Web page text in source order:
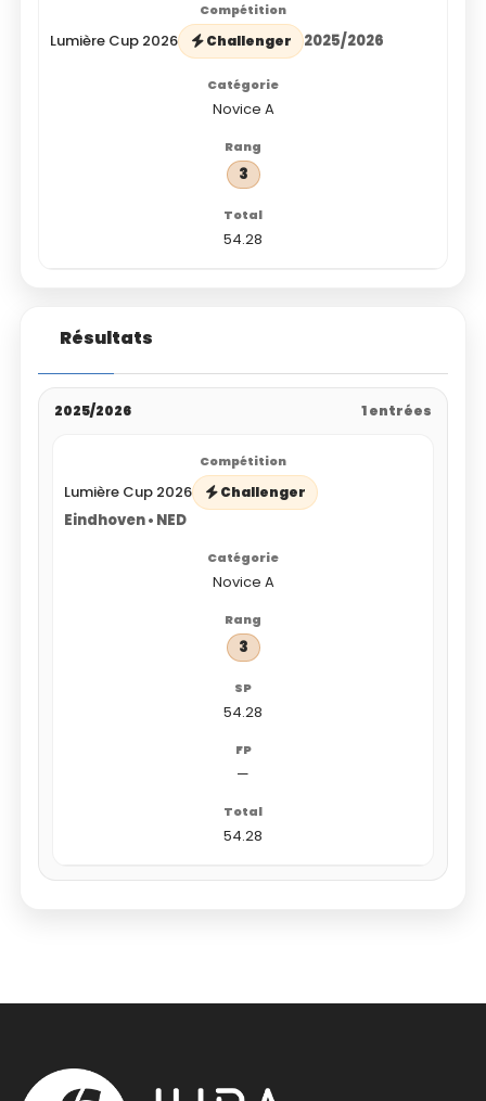
Lumière Cup 2026 Challenger 2025/2026
Novice A
3
54.28
Résultats
2025/2026 1 entrées
Lumière Cup 2026 Challenger
Eindhoven • NED
Novice A
3
54.28
—
54.28